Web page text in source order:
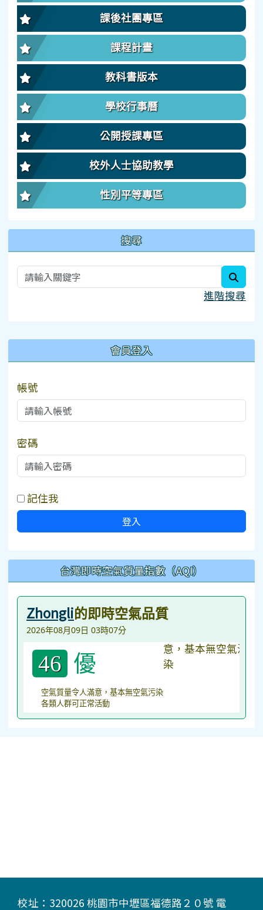
課後社團專區
課程計畫
教科書版本
學校行事曆
公開授課專區
校外人士協助教學
性別平等專區
搜尋
進階搜尋
會員登入
帳號
密碼
記住我
登入
台灣即時空氣質量指數（AQI）
Zhongli的即時空氣品質
2026年08月09日 03時07分
46 優
空氣質量令人滿意，基本無空氣污染
各類人群可正常活動
校址：320026 桃園市中壢區福德路２０號 電